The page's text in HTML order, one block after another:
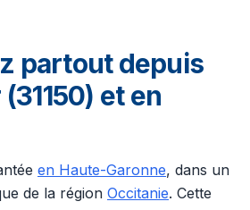
partout depuis
et en
en Haute-Garonne, dans un
de la région Occitanie. Cette